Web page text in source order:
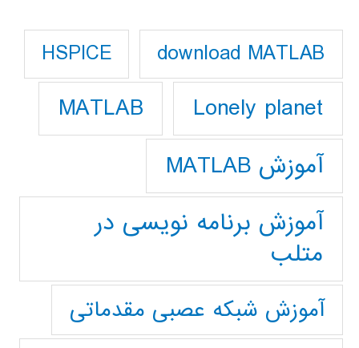
download MATLAB
HSPICE
Lonely planet
MATLAB
آموزش MATLAB
آموزش برنامه نویسی در
متلب
آموزش شبکه عصبی مقدماتی